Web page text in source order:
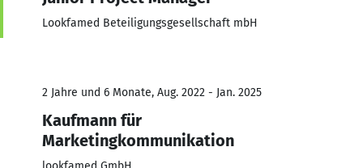
Lookfamed Beteiligungsgesellschaft mbH
2 Jahre und 6 Monate, Aug. 2022 - Jan. 2025
Kaufmann für
Marketingkommunikation